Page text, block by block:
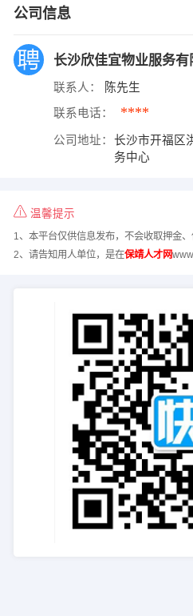
公司信息
长沙欣佳宜物业服务有
联系人： 陈先生
联系电话： ****
公司地址：
长沙市开福区
务中心
温馨提示
1、本平台仅供信息发布，不会收取押金、
2、请告知用人单位，是在保靖人才网